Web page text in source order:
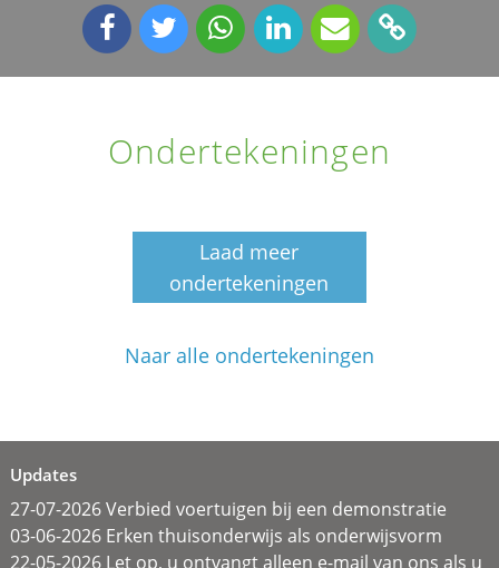
Ondertekeningen
Laad meer
ondertekeningen
Naar alle ondertekeningen
Updates
27-07-2026 Verbied voertuigen bij een demonstratie
03-06-2026 Erken thuisonderwijs als onderwijsvorm
22-05-2026 Let op, u ontvangt alleen e-mail van ons als u